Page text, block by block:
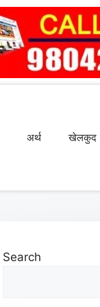
अर्थ खेलकुद
Search